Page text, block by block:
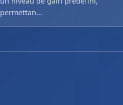
permettan…